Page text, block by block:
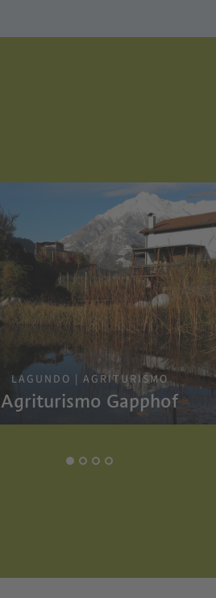
LAGUNDO | AGRITURISMO
Agriturismo Gapphof